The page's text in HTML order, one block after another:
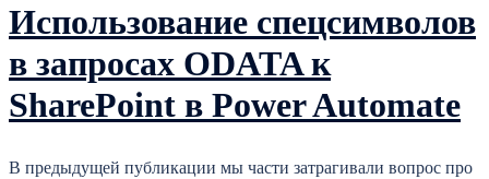
Использование спецсимволов
в запросах ODATA к
SharePoint в Power Automate
В предыдущей публикации мы части затрагивали вопрос про